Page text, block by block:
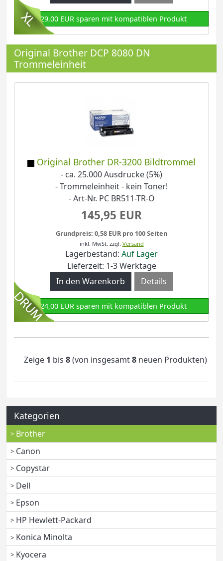
129,00 EUR sparen mit kompatiblen Produkt
Original Brother DCP 8080 DN
Trommeleinheit
Original Brother DR-3200 Bildtrommel
- ca. 25.000 Ausdrucke (5%)
- Trommeleinheit - kein Toner!
- Art-Nr. PC BR511-TR-O
145,95 EUR
Grundpreis: 0,58 EUR pro 100 Seiten
inkl. MwSt. zzgl. Versand
Lagerbestand: Auf Lager
Lieferzeit: 1-3 Werktage
Details
124,00 EUR sparen mit kompatiblen Produkt
Zeige 1 bis 8(von insgesamt8 neuen Produkten)
Kategorien
Brother
Canon
Copystar
Dell
Epson
HP Hewlett-Packard
Konica Minolta
Kyocera